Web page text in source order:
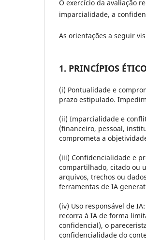
O exercício da avaliação
imparcialidade, a
As orientações a seguir
1. PRINCÍPIOS
(i) Pontualidade e
prazo estipulado.
(ii) Imparcialidade e
(financeiro, pessoal,
comprometa a
(iii) Confidencialidade e
compartilhado, citado ou
arquivos, trechos ou
ferramentas de IA
(iv) Uso responsável de IA:
recorra à IA de forma
confidencial), o
confidencialidade do